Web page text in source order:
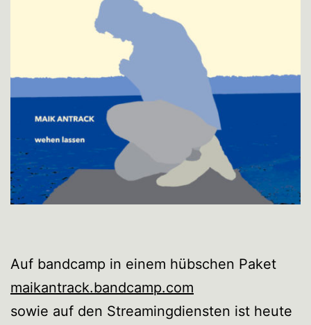
Auf bandcamp in einem hübschen Paket
maikantrack.bandcamp.com
sowie auf den Streamingdiensten ist heute